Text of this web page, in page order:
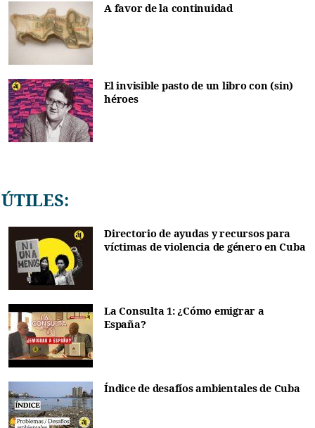
A favor de la continuidad
El invisible pasto de un libro con (sin)
héroes
ÚTILES:
Directorio de ayudas y recursos para
víctimas de violencia de género en Cuba
La Consulta 1: ¿Cómo emigrar a
España?
Índice de desafíos ambientales de Cuba